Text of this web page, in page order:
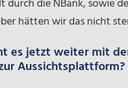
durch die NBank, sowie
hätten wir das nicht
es jetzt weiter mit
Aussichtsplattform?